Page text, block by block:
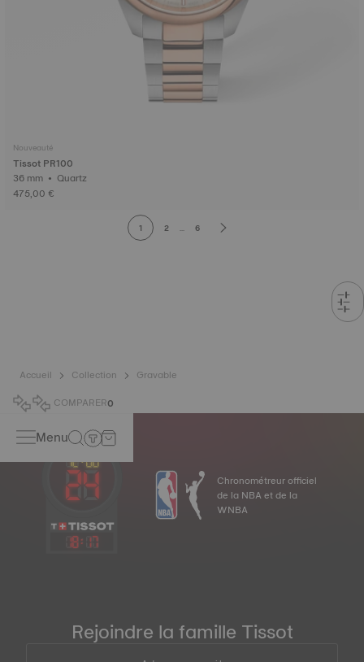
Nouveauté
Tissot PR100
36 mm • Quartz
475,00 €
1 2 ... 6
Accueil Collection
Gravable
COMPARER0
Menu
18: 17
Chronométreur officiel
de la NBA et de la
WNBA
Rejoindre la famille Tissot